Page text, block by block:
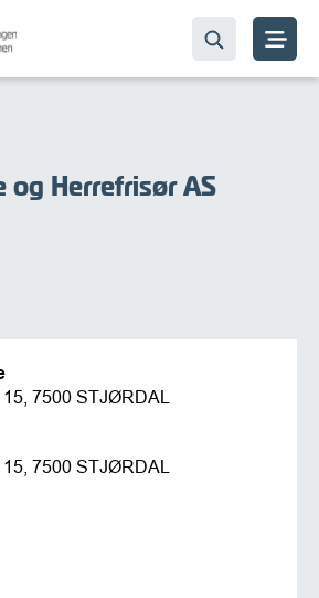
og Herrefrisør AS
7500 STJØRDAL
7500 STJØRDAL